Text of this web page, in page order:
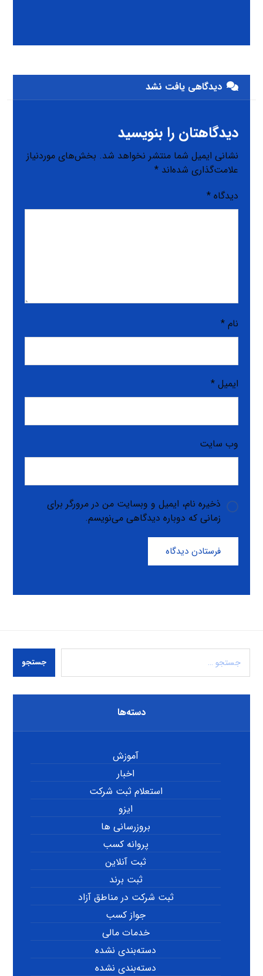
دیدگاهی یافت نشد
دیدگاهتان را بنویسید
نشانی ایمیل شما منتشر نخواهد شد. بخش‌های موردنیاز
علامت‌گذاری شده‌اند*
دیدگاه*
نام*
ایمیل*
وب‌ سایت
ذخیره نام، ایمیل و وبسایت من در مرورگر برای
زمانی که دوباره دیدگاهی می‌نویسم.
فرستادن دیدگاه
جستجو
دسته‌ها
آموزش
اخبار
استعلام ثبت شرکت
ایزو
بروزرسانی ها
پروانه کسب
ثبت آنلاین
ثبت برند
ثبت شرکت در مناطق آزاد
جواز کسب
خدمات مالی
دسته‌بندی نشده
دسته‌بندی نشده